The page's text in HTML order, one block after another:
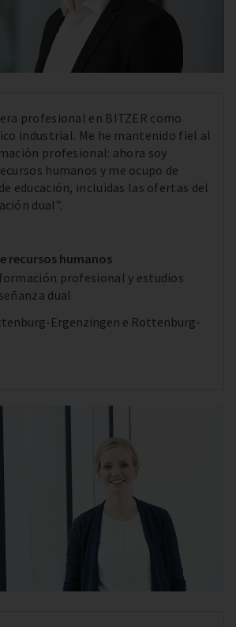
profesional en BITZER como
industrial. Me he mantenido fiel al
profesional: ahora soy
humanos y me ocupo de
educación, incluidas las ofertas del
dual”.
recursos humanos
profesional y estudios
dual
Ergenzingen e Rottenburg-